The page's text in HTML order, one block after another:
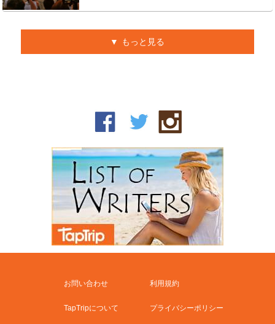
もっと見る
お問い合わせ 利用規約
TapTripについて プライバシーポリシー